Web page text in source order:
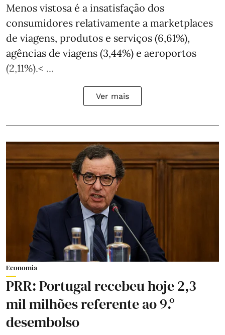
Menos vistosa é a insatisfação dos
consumidores relativamente a marketplaces
de viagens, produtos e serviços (6,61%),
agências de viagens (3,44%) e aeroportos
(2,11%).< ...
Ver mais
Economia
PRR: Portugal recebeu hoje 2,3
mil milhões referente ao 9.º
desembolso